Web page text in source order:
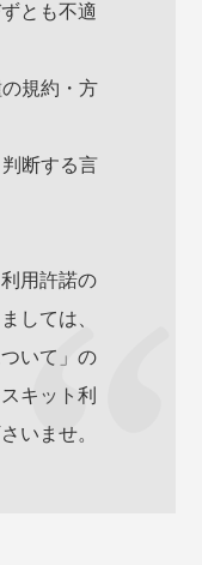
とも不適
規約・方
断する言
用許諾の
しては、
いて」の
キット利
いませ。